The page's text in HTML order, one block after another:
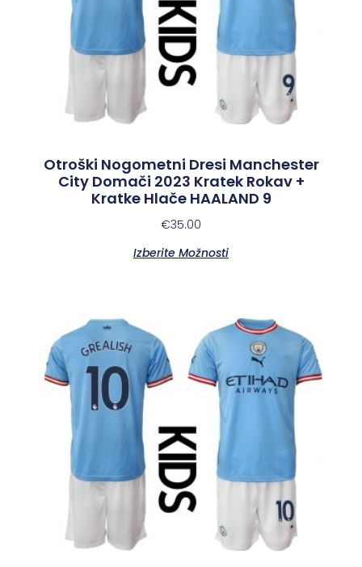
Otroški Nogometni Dresi Manchester
City Domači 2023 Kratek Rokav +
Kratke Hlače HAALAND 9
€35.00
Izberite Možnosti